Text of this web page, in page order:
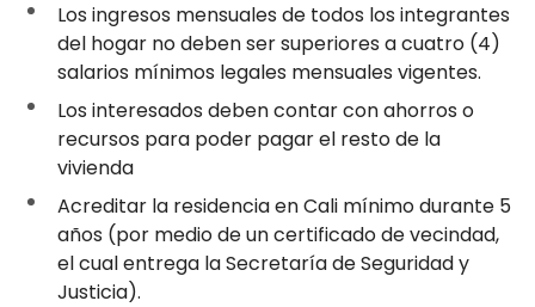
Los ingresos mensuales de todos los integrantes
del hogar no deben ser superiores a cuatro (4)
salarios mínimos legales mensuales vigentes.
⁠Los interesados deben contar con ahorros o
recursos para poder pagar el resto de la
vivienda
Acreditar la residencia en Cali mínimo durante 5
años (por medio de un certificado de vecindad,
el cual entrega la Secretaría de Seguridad y
Justicia).